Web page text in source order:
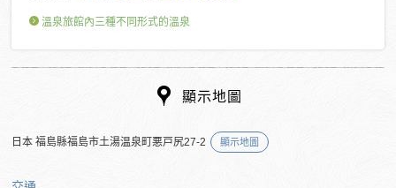
溫泉旅館內三種不同形式的溫泉
顯示地圖
日本 福島縣福島市土湯温泉町悪戸尻27-2 顯示地圖